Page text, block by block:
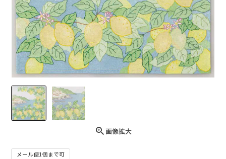
画像拡大
メール便1個まで可